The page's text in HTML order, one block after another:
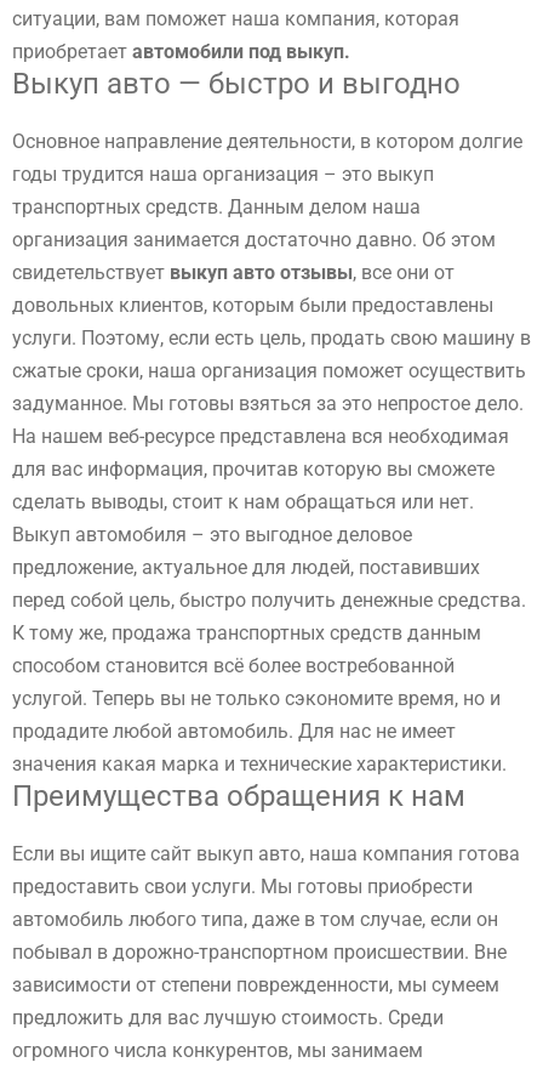
ситуации, вам поможет наша компания, которая
приобретает автомобили под выкуп.
Выкуп авто — быстро и выгодно
Основное направление деятельности, в котором долгие
годы трудится наша организация – это выкуп
транспортных средств. Данным делом наша
организация занимается достаточно давно. Об этом
свидетельствует выкуп авто отзывы, все они от
довольных клиентов, которым были предоставлены
услуги. Поэтому, если есть цель, продать свою машину в
сжатые сроки, наша организация поможет осуществить
задуманное. Мы готовы взяться за это непростое дело.
На нашем веб-ресурсе представлена вся необходимая
для вас информация, прочитав которую вы сможете
сделать выводы, стоит к нам обращаться или нет.
Выкуп автомобиля – это выгодное деловое
предложение, актуальное для людей, поставивших
перед собой цель, быстро получить денежные средства.
К тому же, продажа транспортных средств данным
способом становится всё более востребованной
услугой. Теперь вы не только сэкономите время, но и
продадите любой автомобиль. Для нас не имеет
значения какая марка и технические характеристики.
Преимущества обращения к нам
Если вы ищите сайт выкуп авто, наша компания готова
предоставить свои услуги. Мы готовы приобрести
автомобиль любого типа, даже в том случае, если он
побывал в дорожно-транспортном происшествии. Вне
зависимости от степени поврежденности, мы сумеем
предложить для вас лучшую стоимость. Среди
огромного числа конкурентов, мы занимаем